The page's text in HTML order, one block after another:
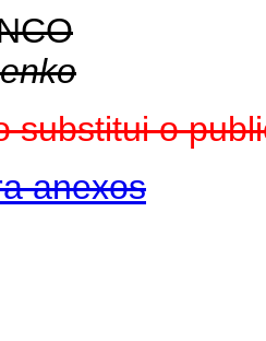
substitui o
anexos